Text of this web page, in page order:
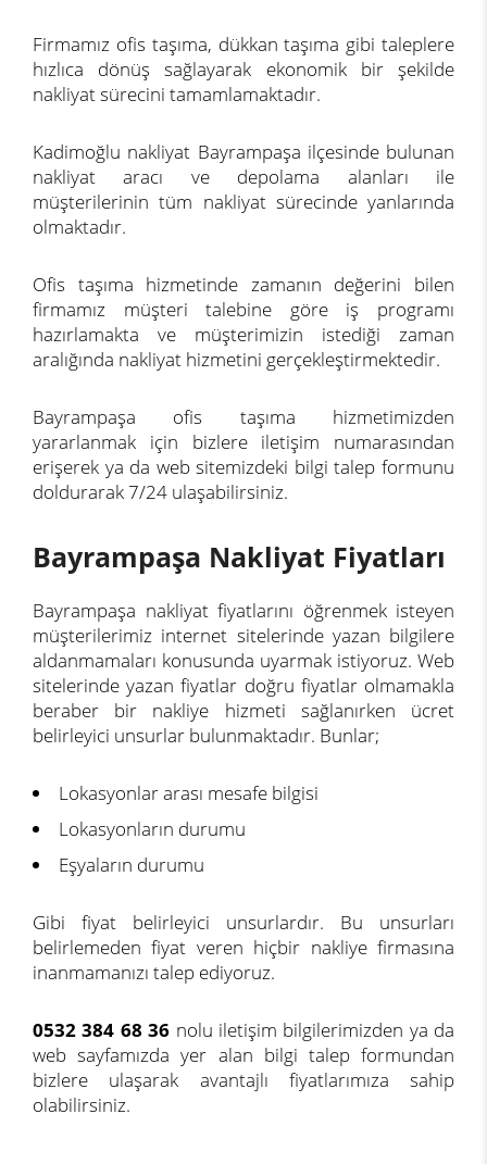
Firmamız ofis taşıma, dükkan taşıma gibi taleplere
hızlıca dönüş sağlayarak ekonomik bir şekilde
nakliyat sürecini tamamlamaktadır.
Kadimoğlu nakliyat Bayrampaşa ilçesinde bulunan
nakliyat aracı ve depolama alanları ile
müşterilerinin tüm nakliyat sürecinde yanlarında
olmaktadır.
Ofis taşıma hizmetinde zamanın değerini bilen
firmamız müşteri talebine göre iş programı
hazırlamakta ve müşterimizin istediği zaman
aralığında nakliyat hizmetini gerçekleştirmektedir.
Bayrampaşa ofis taşıma hizmetimizden
yararlanmak için bizlere iletişim numarasından
erişerek ya da web sitemizdeki bilgi talep formunu
doldurarak 7/24 ulaşabilirsiniz.
Bayrampaşa Nakliyat Fiyatları
Bayrampaşa nakliyat fiyatlarını öğrenmek isteyen
müşterilerimiz internet sitelerinde yazan bilgilere
aldanmamaları konusunda uyarmak istiyoruz. Web
sitelerinde yazan fiyatlar doğru fiyatlar olmamakla
beraber bir nakliye hizmeti sağlanırken ücret
belirleyici unsurlar bulunmaktadır. Bunlar;
Lokasyonlar arası mesafe bilgisi
Lokasyonların durumu
Eşyaların durumu
Gibi fiyat belirleyici unsurlardır. Bu unsurları
belirlemeden fiyat veren hiçbir nakliye firmasına
inanmamanızı talep ediyoruz.
0532 384 68 36 nolu iletişim bilgilerimizden ya da
web sayfamızda yer alan bilgi talep formundan
bizlere ulaşarak avantajlı fiyatlarımıza sahip
olabilirsiniz.